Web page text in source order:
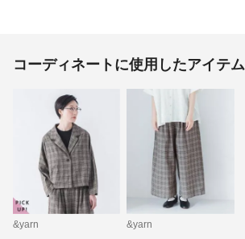
コーディネートに使用したアイテム
&yarn &yarn